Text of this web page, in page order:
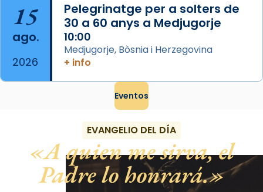
15
ago.
2026
Pelegrinatge per a solters de
30 a 60 anys a Medjugorje
10:00
Medjugorje, Bòsnia i Herzegovina
+ info
Eventos
EVANGELIO DEL DÍA
A quien me sirva, el
Padre lo honrará.